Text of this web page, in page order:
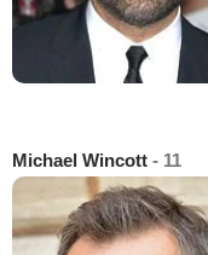
Michael Wincott - 11